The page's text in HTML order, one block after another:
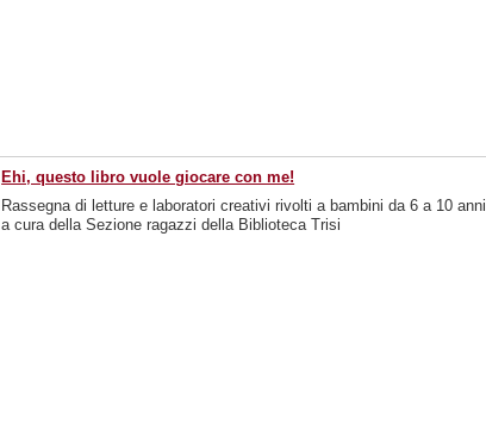
Ehi, questo libro vuole giocare con me!
Rassegna di letture e laboratori creativi rivolti a bambini da 6 a 10 anni
a cura della Sezione ragazzi della Biblioteca Trisi